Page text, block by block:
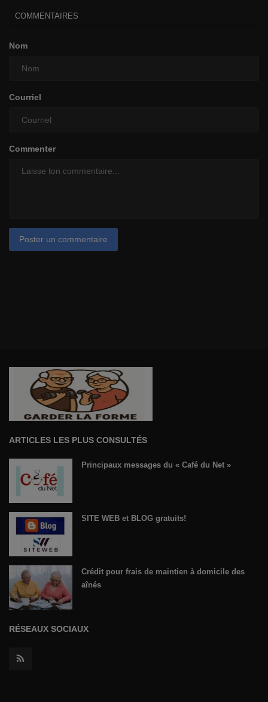
COMMENTAIRES
Nom
Courriel
Commenter
Poster un commentaire
ARTICLES LES PLUS CONSULTÉS
Principaux messages du « Café du Net »
SITE WEB et BLOG gratuits!
Crédit pour frais de maintien à domicile des
aînés
RÉSEAUX SOCIAUX